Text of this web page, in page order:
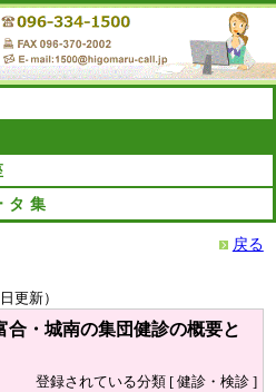
タ集
戻る
更新）
合・城南の集団健診の概要と
登録されている分類 [ 健診・検診 ]